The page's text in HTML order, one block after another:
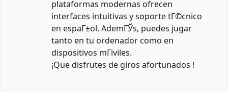
plataformas modernas ofrecen
interfaces intuitivas y soporte tГ©cnico
en espaГ±ol. AdemГЎs, puedes jugar
tanto en tu ordenador como en
dispositivos mГіviles.
¡Que disfrutes de giros afortunados !